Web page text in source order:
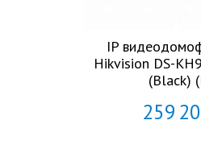
IP
Hikvision DS-
(Black)
259